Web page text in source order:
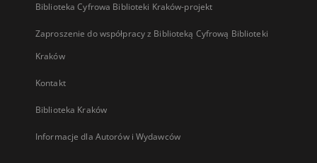
Biblioteka Cyfrowa Biblioteki Kraków-projekt
Zaproszenie do współpracy z Biblioteką Cyfrową Biblioteki
Kraków
Kontakt
Biblioteka Kraków
Informacje dla Autorów i Wydawców